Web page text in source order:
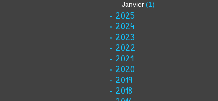
Janvier (1)
2025
2024
2023
2022
2021
2020
2019
2018